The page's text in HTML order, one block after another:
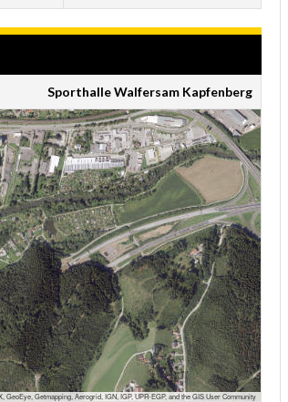
Sporthalle Walfersam Kapfenberg
Getmapping, Aerogrid, IGN, IGP, UPR-EGP, and the GIS User Community